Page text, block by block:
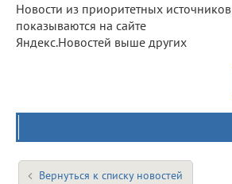
Новости из приоритетных источников
показываются на сайте
Яндекс.Новостей выше других
Вернуться к списку новостей